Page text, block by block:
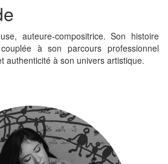
auteure-compositrice. Son histoire
à son parcours professionnel
authenticité à son univers artistique.